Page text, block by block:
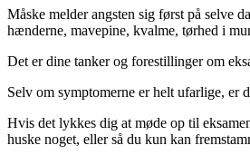
Måske melder angsten sig først på selve
hænderne, mavepine, kvalme, tørhed i
Det er dine tanker og forestillinger om
Selv om symptomerne er helt ufarlige, er
Hvis det lykkes dig at møde op til
huske noget, eller så du kun kan